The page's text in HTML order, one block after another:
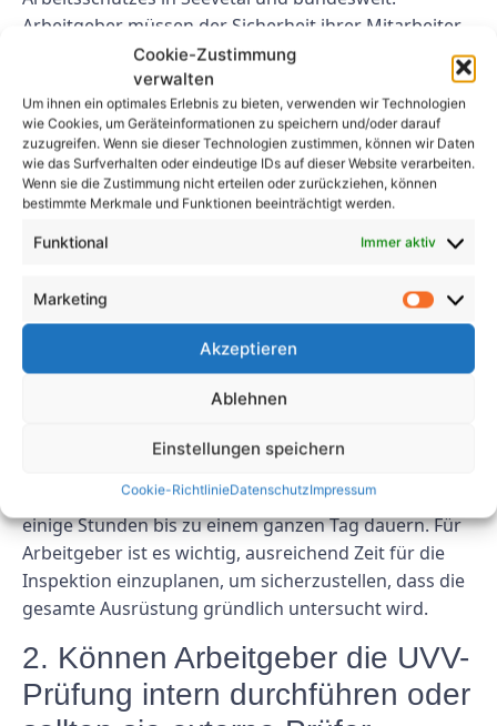
Cookie-Zustimmung
verwalten
Um ihnen ein optimales Erlebnis zu bieten, verwenden wir Technologien
wie Cookies, um Geräteinformationen zu speichern und/oder darauf
zuzugreifen. Wenn sie dieser Technologien zustimmen, können wir Daten
wie das Surfverhalten oder eindeutige IDs auf dieser Website verarbeiten.
Wenn sie die Zustimmung nicht erteilen oder zurückziehen, können
bestimmte Merkmale und Funktionen beeinträchtigt werden.
Funktional Immer aktiv
Marketing
Akzeptieren
Ablehnen
Einstellungen speichern
Cookie-RichtlinieDatenschutzImpressum
Arbeitgeber müssen der Sicherheit ihrer Mitarbeiter
Vorrang geben, indem sie regelmäßige Inspektionen
von Arbeitsgeräten und Maschinen durchführen, um
Unfälle zu verhindern und die Einhaltung von
Sicherheitsvorschriften sicherzustellen. Durch die
Einhaltung der UVV-Prüfungsanforderungen können
Arbeitgeber ein sicheres Arbeitsumfeld schaffen und
rechtliche Konsequenzen bei Nichteinhaltung
vermeiden.
FAQs
1. Wie lange dauert eine UVV-
Prüfung in der Regel?
Die Dauer einer UVV-Prüfung kann je nach Größe
Im Durchschnitt kann eine gründliche Inspektion
einige Stunden bis zu einem ganzen Tag dauern. Für
Arbeitgeber ist es wichtig, ausreichend Zeit für die
Inspektion einzuplanen, um sicherzustellen, dass die
gesamte Ausrüstung gründlich untersucht wird.
2. Können Arbeitgeber die UVV-
Prüfung intern durchführen oder